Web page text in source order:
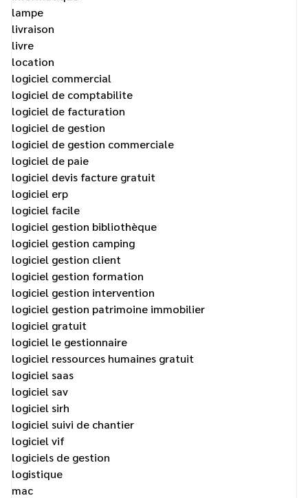
lampe
livraison
livre
location
logiciel commercial
logiciel de comptabilite
logiciel de facturation
logiciel de gestion
logiciel de gestion commerciale
logiciel de paie
logiciel devis facture gratuit
logiciel erp
logiciel facile
logiciel gestion bibliothèque
logiciel gestion camping
logiciel gestion client
logiciel gestion formation
logiciel gestion intervention
logiciel gestion patrimoine immobilier
logiciel gratuit
logiciel le gestionnaire
logiciel ressources humaines gratuit
logiciel saas
logiciel sav
logiciel sirh
logiciel suivi de chantier
logiciel vif
logiciels de gestion
logistique
mac